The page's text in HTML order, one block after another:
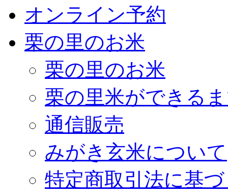
オンライン予約
栗の里のお米
栗の里のお米
栗の里米ができる
通信販売
みがき玄米について
特定商取引法に基